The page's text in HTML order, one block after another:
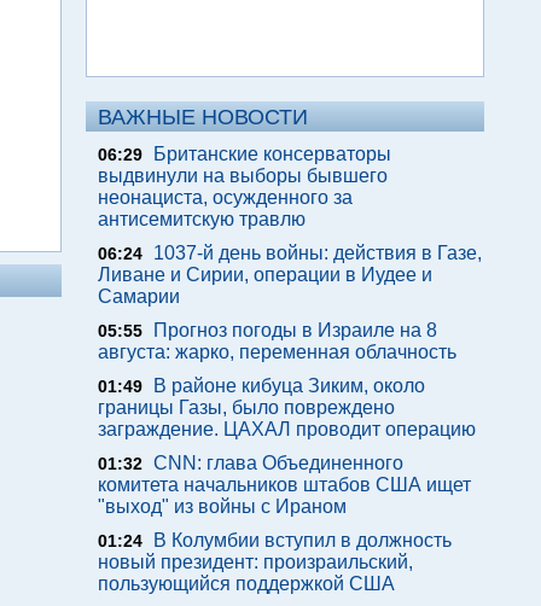
ВАЖНЫЕ НОВОСТИ
06:29
Британские консерваторы
выдвинули на выборы бывшего
неонациста, осужденного за
антисемитскую травлю
06:24
1037-й день войны: действия в Газе,
Ливане и Сирии, операции в Иудее и
Самарии
05:55
Прогноз погоды в Израиле на 8
августа: жарко, переменная облачность
01:49
В районе кибуца Зиким, около
границы Газы, было повреждено
заграждение. ЦАХАЛ проводит операцию
01:32 CNN: глава Объединенного
комитета начальников штабов США ищет
"выход" из войны с Ираном
01:24
В Колумбии вступил в должность
новый президент: произраильский,
пользующийся поддержкой США